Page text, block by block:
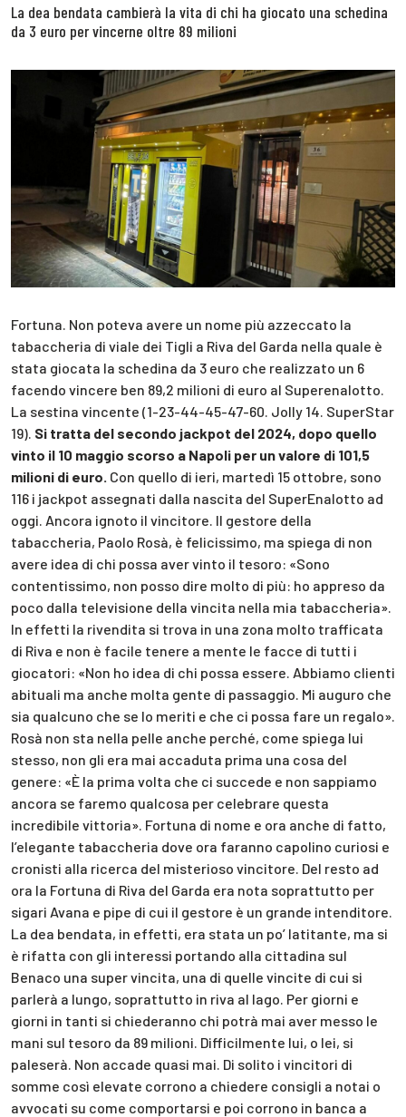
La dea bendata cambierà la vita di chi ha giocato una schedina
da 3 euro per vincerne oltre 89 milioni
Fortuna. Non poteva avere un nome più azzeccato la
tabaccheria di viale dei Tigli a Riva del Garda nella quale è
stata giocata la schedina da 3 euro che realizzato un 6
facendo vincere ben 89,2 milioni di euro al Superenalotto.
La sestina vincente (1-23-44-45-47-60. Jolly 14. SuperStar
19). Si tratta del secondo jackpot del 2024, dopo quello
vinto il 10 maggio scorso a Napoli per un valore di 101,5
milioni di euro. Con quello di ieri, martedì 15 ottobre, sono
116 i jackpot assegnati dalla nascita del SuperEnalotto ad
oggi. Ancora ignoto il vincitore. Il gestore della
tabaccheria, Paolo Rosà, è felicissimo, ma spiega di non
avere idea di chi possa aver vinto il tesoro: «Sono
contentissimo, non posso dire molto di più: ho appreso da
poco dalla televisione della vincita nella mia tabaccheria».
In effetti la rivendita si trova in una zona molto trafficata
di Riva e non è facile tenere a mente le facce di tutti i
giocatori: «Non ho idea di chi possa essere. Abbiamo clienti
abituali ma anche molta gente di passaggio. Mi auguro che
sia qualcuno che se lo meriti e che ci possa fare un regalo».
Rosà non sta nella pelle anche perché, come spiega lui
stesso, non gli era mai accaduta prima una cosa del
genere: «È la prima volta che ci succede e non sappiamo
ancora se faremo qualcosa per celebrare questa
incredibile vittoria». Fortuna di nome e ora anche di fatto,
l’elegante tabaccheria dove ora faranno capolino curiosi e
cronisti alla ricerca del misterioso vincitore. Del resto ad
ora la Fortuna di Riva del Garda era nota soprattutto per
sigari Avana e pipe di cui il gestore è un grande intenditore.
La dea bendata, in effetti, era stata un po’ latitante, ma si
è rifatta con gli interessi portando alla cittadina sul
Benaco una super vincita, una di quelle vincite di cui si
parlerà a lungo, soprattutto in riva al lago. Per giorni e
giorni in tanti si chiederanno chi potrà mai aver messo le
mani sul tesoro da 89 milioni. Difficilmente lui, o lei, si
paleserà. Non accade quasi mai. Di solito i vincitori di
somme così elevate corrono a chiedere consigli a notai o
avvocati su come comportarsi e poi corrono in banca a